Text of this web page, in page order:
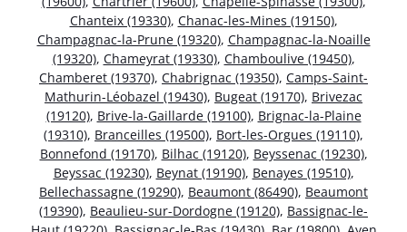
Chanteix (19330), Chanac-les-Mines (19150),
Champagnac-la-Prune (19320), Champagnac-la-Noaille
(19320), Chameyrat (19330), Chamboulive (19450),
Chamberet (19370), Chabrignac (19350), Camps-Saint-
Mathurin-Léobazel (19430), Bugeat (19170), Brivezac
(19120), Brive-la-Gaillarde (19100), Brignac-la-Plaine
(19310), Branceilles (19500), Bort-les-Orgues (19110),
Bonnefond (19170), Bilhac (19120), Beyssenac (19230),
Beyssac (19230), Beynat (19190), Benayes (19510),
Bellechassagne (19290), Beaumont (86490), Beaumont
(19390), Beaulieu-sur-Dordogne (19120), Bassignac-le-